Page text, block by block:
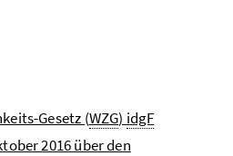
Gesetz (WZG) idgF
2016 über den